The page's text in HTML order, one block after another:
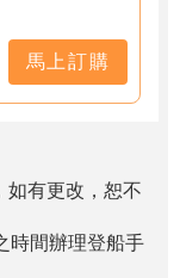
馬上訂購
如有更改，恕不
時間辦理登船手